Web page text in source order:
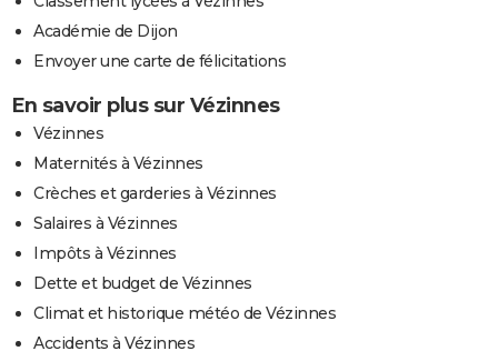
Académie de Dijon
Envoyer une carte de félicitations
En savoir plus sur Vézinnes
Vézinnes
Maternités à Vézinnes
Crèches et garderies à Vézinnes
Salaires à Vézinnes
Impôts à Vézinnes
Dette et budget de Vézinnes
Climat et historique météo de Vézinnes
Accidents à Vézinnes